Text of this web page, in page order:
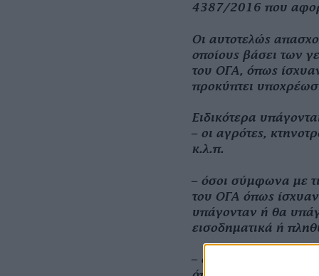
4387/2016 που
Οι αυτοτελώς
οποίους βάσει των
του ΟΓΑ, όπως
προκύπτει
Ειδικότερα
– οι αγρότες,
κ.λ.π.
– όσοι σύμφωνα με
του ΟΓΑ όπως
υπάγονταν ή θα
εισοδηματικά ή
– οι κατά κύριο